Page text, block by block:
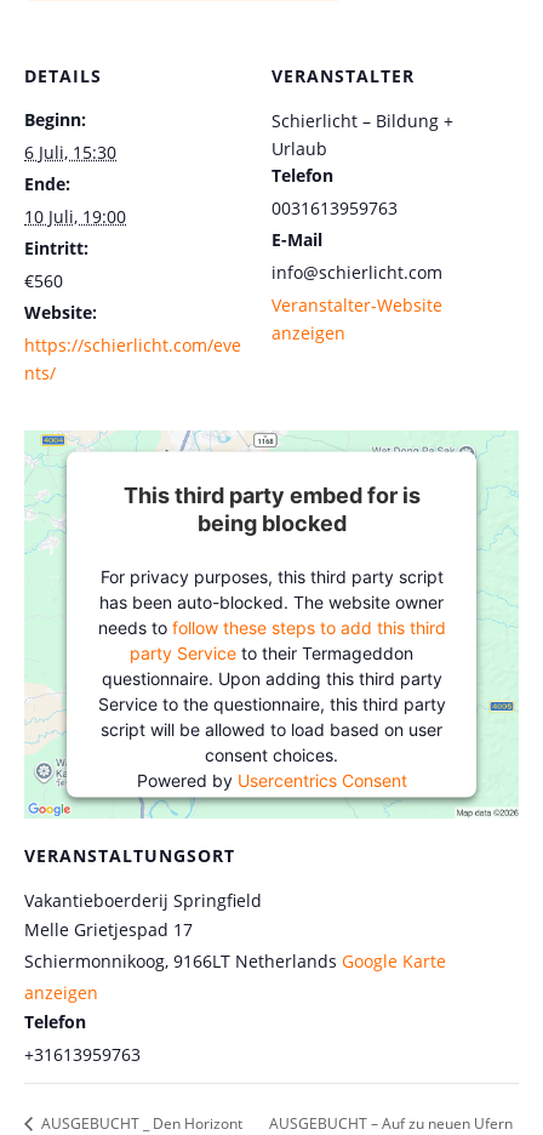
DETAILS
Beginn:
6 Juli, 15:30
Ende:
10 Juli, 19:00
Eintritt:
€560
Website:
https://schierlicht.com/eve
nts/
VERANSTALTER
Schierlicht – Bildung +
Urlaub
Telefon
0031613959763
E-Mail
info@schierlicht.com
Veranstalter-Website
anzeigen
VERANSTALTUNGSORT
Vakantieboerderij Springfield
Melle Grietjespad 17
Schiermonnikoog, 9166LT Netherlands Google Karte
anzeigen
Telefon
+31613959763
This third party embed for is
being blocked
For privacy purposes, this third party script
has been auto-blocked. The website owner
needs to follow these steps to add this third
party Service to their Termageddon
questionnaire. Upon adding this third party
Service to the questionnaire, this third party
script will be allowed to load based on user
consent choices.
Powered by Usercentrics Consent
Management Platform&eRecht24
AUSGEBUCHT _ Den Horizont
AUSGEBUCHT – Auf zu neuen Ufern